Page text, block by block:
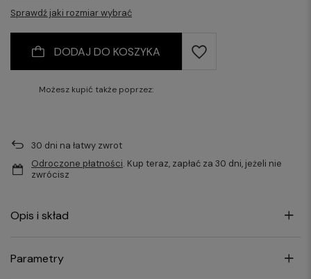
Sprawdź jaki rozmiar wybrać
DODAJ DO KOSZYKA
Możesz kupić także poprzez:
30 dni na łatwy zwrot
Odroczone płatności. Kup teraz, zapłać za 30 dni, jeżeli nie
zwrócisz
Opis i skład
Parametry